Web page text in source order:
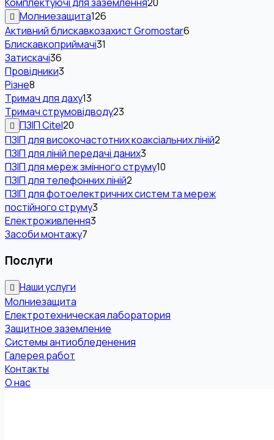
Молниезащита126
Активний блискавкозахист Gromostar6
Блискавкоприймачі31
Затискачі36
Провідники3
Різне8
Тримач для даху13
Тримач струмовідводу23
ПЗІП Citel20
ПЗІП для високочастотних коаксіальних ліній2
ПЗІП для ліній передачі даних3
ПЗІП для мереж змінного струму10
ПЗІП для телефонних ліній2
ПЗІП для фотоелектричних систем та мереж
постійного струму3
Електроживлення3
Засоби монтажу7
Послуги
Наши услуги
Молниезащита
Електротехническая лаборатория
Защитное заземление
Системы антиобледенения
Галерея работ
Контакты
О нас